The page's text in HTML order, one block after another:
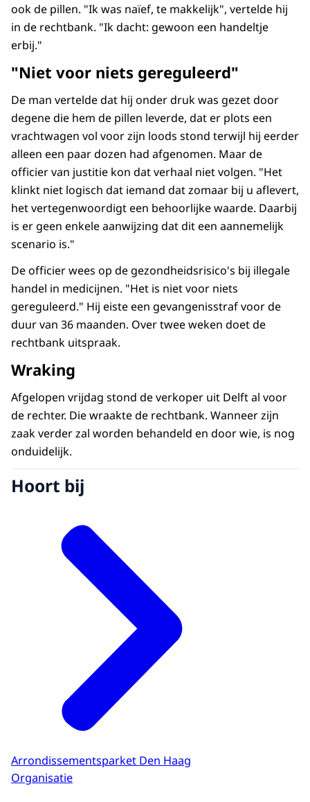
ook de pillen. "Ik was naïef, te makkelijk", vertelde hij
in de rechtbank. "Ik dacht: gewoon een handeltje
erbij."
"Niet voor niets gereguleerd"
De man vertelde dat hij onder druk was gezet door
degene die hem de pillen leverde, dat er plots een
vrachtwagen vol voor zijn loods stond terwijl hij eerder
alleen een paar dozen had afgenomen. Maar de
officier van justitie kon dat verhaal niet volgen. "Het
klinkt niet logisch dat iemand dat zomaar bij u aflevert,
het vertegenwoordigt een behoorlijke waarde. Daarbij
is er geen enkele aanwijzing dat dit een aannemelijk
scenario is."
De officier wees op de gezondheidsrisico's bij illegale
handel in medicijnen. "Het is niet voor niets
gereguleerd." Hij eiste een gevangenisstraf voor de
duur van 36 maanden. Over twee weken doet de
rechtbank uitspraak.
Wraking
Afgelopen vrijdag stond de verkoper uit Delft al voor
de rechter. Die wraakte de rechtbank. Wanneer zijn
zaak verder zal worden behandeld en door wie, is nog
onduidelijk.
Hoort bij
Arrondissementsparket Den Haag
Organisatie